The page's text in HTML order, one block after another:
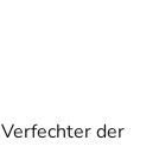
der